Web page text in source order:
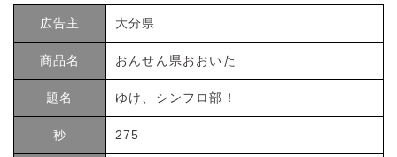
広告主 大分県
商品名 おんせん県おおいた
題名 ゆけ、シンフロ部！
秒 275